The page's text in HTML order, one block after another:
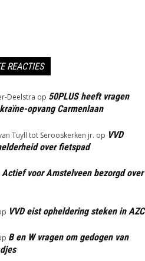
REACTIES
Deelstra op 50PLUS heeft vragen
opvang Carmenlaan
Tuyll tot Serooskerken jr. op VVD
over fietspad
Actief voor Amstelveen bezorgd over
VVD eist opheldering steken in AZC
B en W vragen om gedogen van